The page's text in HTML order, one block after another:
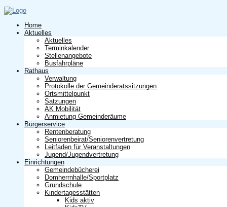
Home
Aktuelles
Aktuelles
Terminkalender
Stellenangebote
Busfahrpläne
Rathaus
Verwaltung
Protokolle der Gemeinderatssitzungen
Ortsmittelpunkt
Satzungen
AK Mobilität
Anmietung Gemeinderäume
Bürgerservice
Rentenberatung
Seniorenbeirat/Seniorenvertretung
Leitfaden für Veranstaltungen
Jugend/Jugendvertretung
Einrichtungen
Gemeindebücherei
Domherrnhalle/Sportplatz
Grundschule
Kindertagesstätten
Kids aktiv